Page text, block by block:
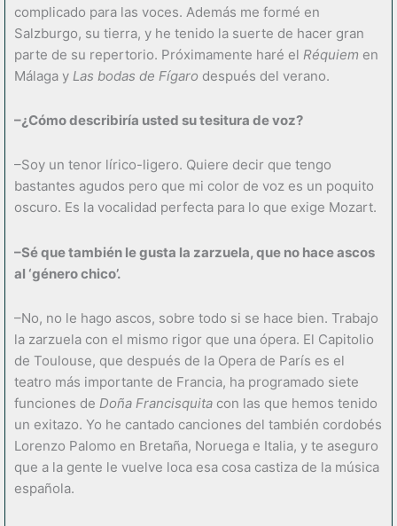
complicado para las voces. Además me formé en
Salzburgo, su tierra, y he tenido la suerte de hacer gran
parte de su repertorio. Próximamente haré el Réquiem en
Málaga y Las bodas de Fígaro después del verano.
–¿Cómo describiría usted su tesitura de voz?
–Soy un tenor lírico-ligero. Quiere decir que tengo
bastantes agudos pero que mi color de voz es un poquito
oscuro. Es la vocalidad perfecta para lo que exige Mozart.
–Sé que también le gusta la zarzuela, que no hace ascos
al ‘género chico’.
–No, no le hago ascos, sobre todo si se hace bien. Trabajo
la zarzuela con el mismo rigor que una ópera. El Capitolio
de Toulouse, que después de la Opera de París es el
teatro más importante de Francia, ha programado siete
funciones de Doña Francisquita con las que hemos tenido
un exitazo. Yo he cantado canciones del también cordobés
Lorenzo Palomo en Bretaña, Noruega e Italia, y te aseguro
que a la gente le vuelve loca esa cosa castiza de la música
española.